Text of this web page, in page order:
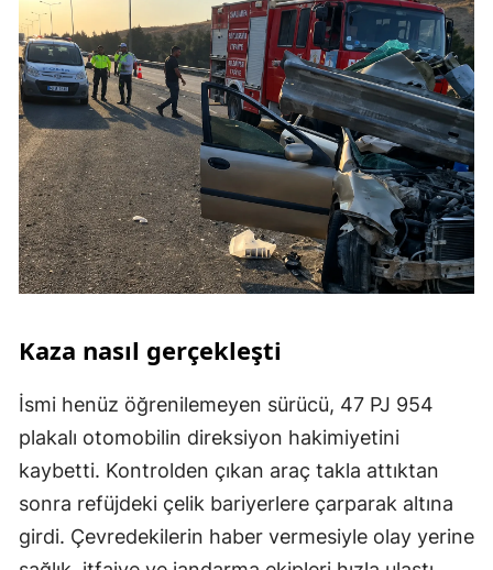
Kaza nasıl gerçekleşti
İsmi henüz öğrenilemeyen sürücü, 47 PJ 954
plakalı otomobilin direksiyon hakimiyetini
kaybetti. Kontrolden çıkan araç takla attıktan
sonra refüjdeki çelik bariyerlere çarparak altına
girdi. Çevredekilerin haber vermesiyle olay yerine